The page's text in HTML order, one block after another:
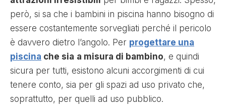
però, si sa che i bambini in piscina hanno bisogno di
essere costantemente sorvegliati perché il pericolo
è davvero dietro l’angolo. Per progettare una
piscina che sia a misura di bambino, e quindi
sicura per tutti, esistono alcuni accorgimenti di cui
tenere conto, sia per gli spazi ad uso privato che,
soprattutto, per quelli ad uso pubblico.